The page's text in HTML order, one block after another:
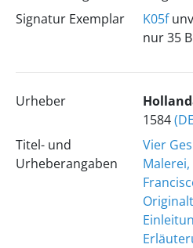
Signatur Exemplar
K05f
nur 35
Urheber
1584
Titel- und
Urheberangaben
Vier